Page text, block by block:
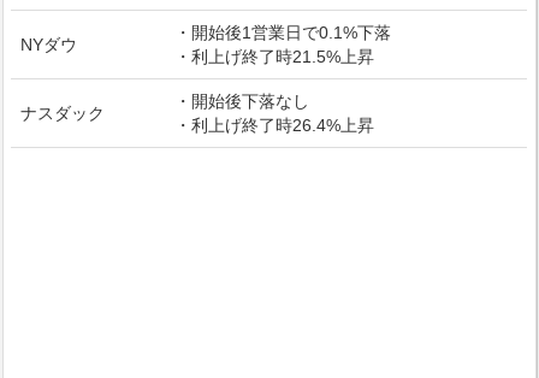
NYダウ
・開始後1営業日で0.1%下落
・利上げ終了時21.5%上昇
ナスダック
・開始後下落なし
・利上げ終了時26.4%上昇